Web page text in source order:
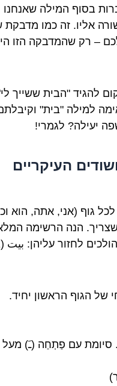
בסוף המילה שאנחנו
אליו. זה כמו
– רק שהמדבקה הזו
להגיד "הבית ששייך
למילה "בית"
יעילה? לגמרי!
העיקריים
גוף (אני, אתה, הוא
שצריך. הנה הרשימה
לחזור עליהן: بيت
של הגוף הראשון יחיד.
סיומת עם פַתְחַה (ـَ) מעל